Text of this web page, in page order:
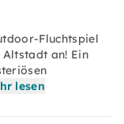
Fluchtspiel
Altstadt an! Ein
lesen